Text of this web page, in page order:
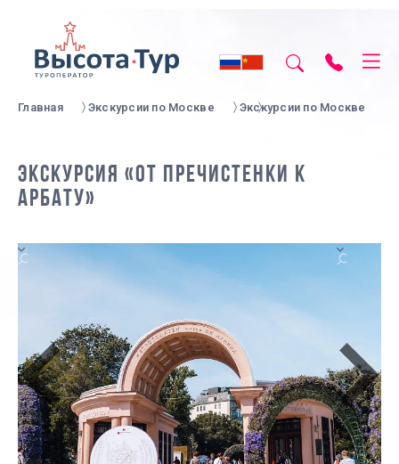
Главная Экскурсии по Москве Экскурсии по Москве
ЭКСКУРСИЯ «ОТ ПРЕЧИСТЕНКИ К
АРБАТУ»